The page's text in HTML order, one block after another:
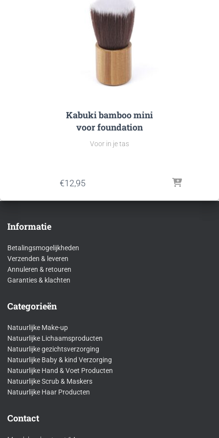
Kabuki bamboo mini
voor foundation
Voor in je tas
€12,95
Informatie
Betalingsmogelijkheden
Verzenden & leveren
Annuleren & retouren
Garanties & klachten
Categorieën
Natuurlijke Make-up
Natuurlijke Lichaamsproducten
Natuurlijke gezichtsverzorging
Natuurlijke Baby & kind Verzorging
Natuurlijke Hand & Voet Producten
Natuurlijke Scrub & Maskers
Natuurlijke Haar Producten
Contact